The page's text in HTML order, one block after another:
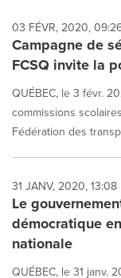
03 FÉVR, 2020,
Campagne de
FCSQ invite la
QUÉBEC, le 3 févr.
commissions
Fédération des
31 JANV, 2020, 13:08
Le
démocratique
nationale
QUÉBEC, le 31 janv.